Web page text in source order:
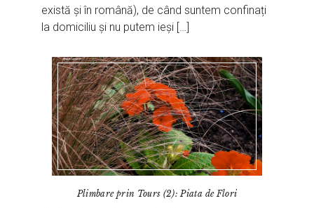
există și în română), de când suntem confinați
la domiciliu și nu putem ieși […]
Plimbare prin Tours (2): Piata de Flori